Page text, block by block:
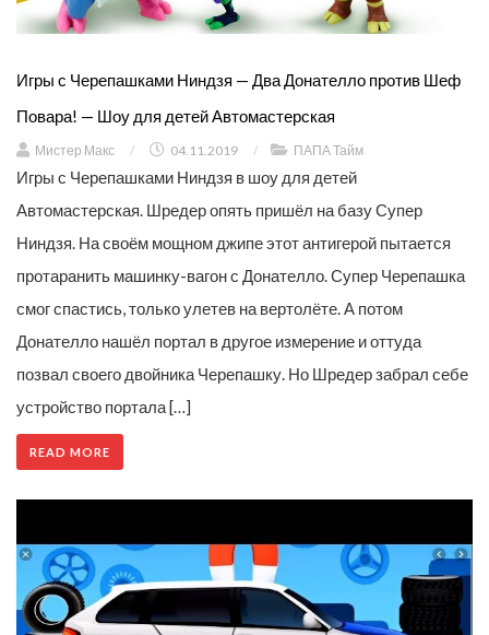
Игры с Черепашками Ниндзя — Два Донателло против Шеф
Повара! — Шоу для детей Автомастерская
Мистер Макс / 04.11.2019 / ПАПА Тайм
Игры с Черепашками Ниндзя в шоу для детей
Автомастерская. Шредер опять пришёл на базу Супер
Ниндзя. На своём мощном джипе этот антигерой пытается
протаранить машинку-вагон с Донателло. Супер Черепашка
смог спастись, только улетев на вертолёте. А потом
Донателло нашёл портал в другое измерение и оттуда
позвал своего двойника Черепашку. Но Шредер забрал себе
устройство портала […]
READ MORE